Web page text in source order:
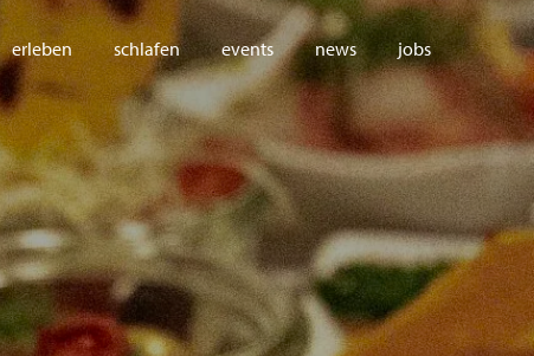
erleben schlafen events news jobs